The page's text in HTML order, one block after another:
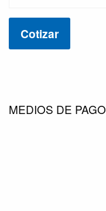
Cotizar
MEDIOS DE PAGO